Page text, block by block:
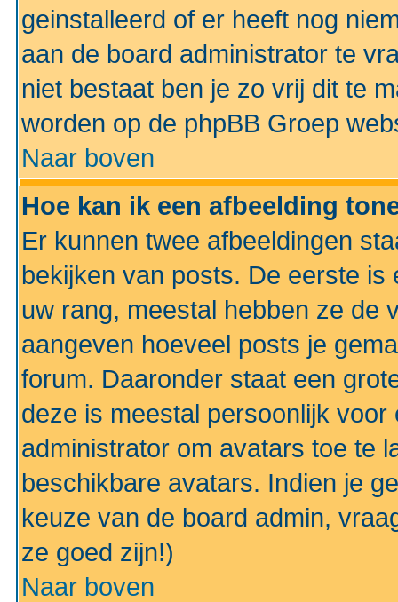
geinstalleerd of er heeft nog
aan de board administrator te
niet bestaat ben je zo vrij dit te
worden op de phpBB Groep
Naar boven
Hoe kan ik een afbeelding
Er kunnen twee afbeeldingen
bekijken van posts. De eerste
uw rang, meestal hebben ze de
aangeven hoeveel posts je
forum. Daaronder staat een
deze is meestal persoonlijk
administrator om avatars toe te
beschikbare avatars. Indien je
keuze van de board admin,
ze goed zijn!)
Naar boven